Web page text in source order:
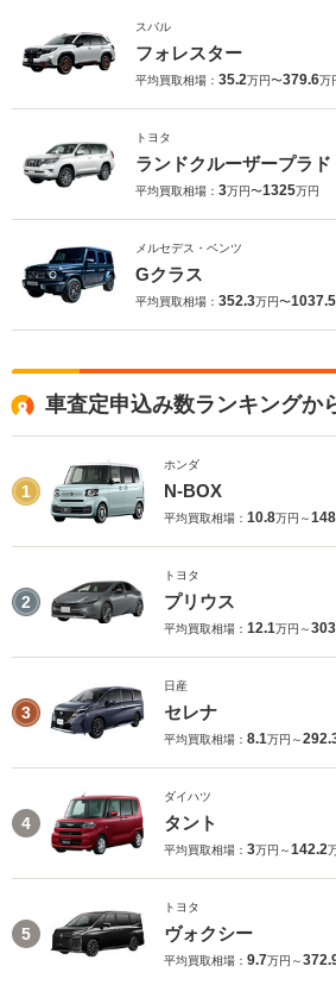
スバル
フォレスター
平均買取相場： 35.2万円〜379.6万
トヨタ
ランドクルーザープラド
平均買取相場： 3万円〜1325万円
メルセデス・ベンツ
Gクラス
平均買取相場： 352.3万円〜1037.5
車査定申込み数ランキングか
1
ホンダ
N-BOX
平均買取相場： 10.8万円～
2
トヨタ
プリウス
平均買取相場： 12.1万円～
3
日産
セレナ
平均買取相場： 8.1万円～
4
ダイハツ
タント
平均買取相場： 3万円～142.2
5
トヨタ
ヴォクシー
平均買取相場： 9.7万円～